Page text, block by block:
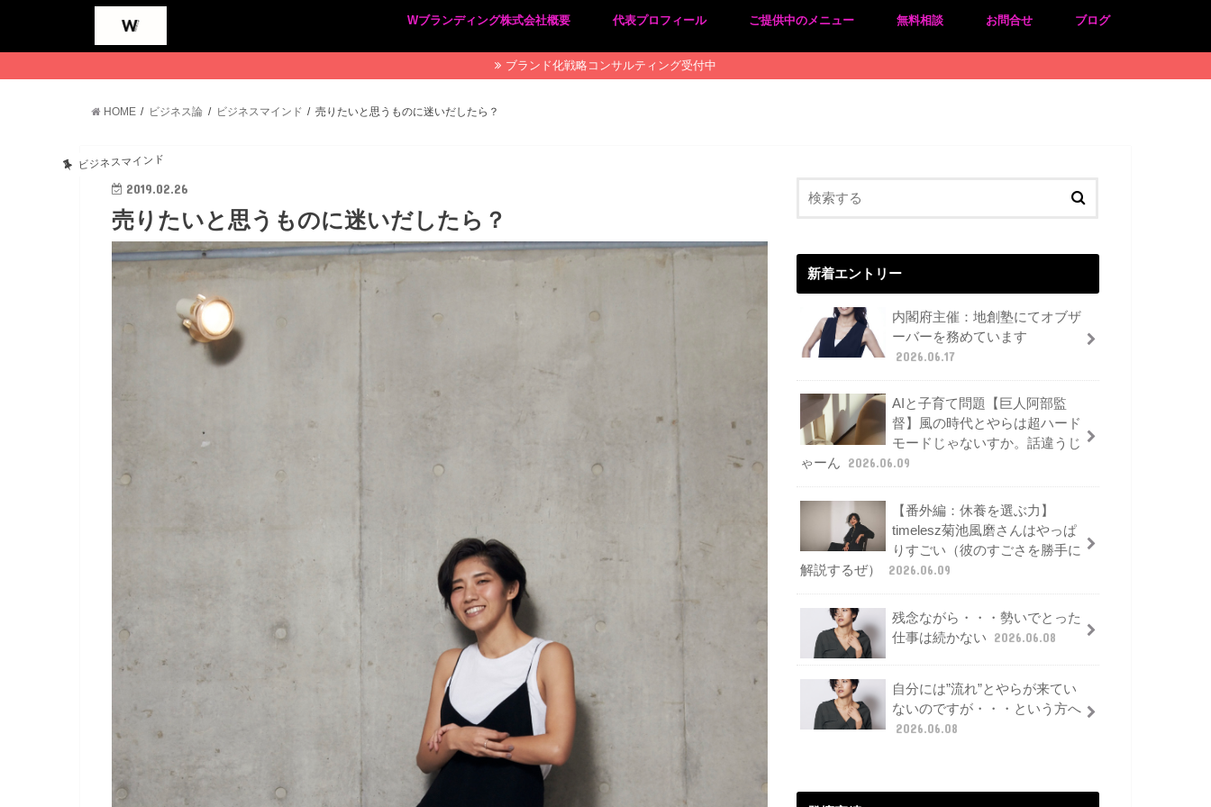
Wブランディング株式会社概要
プライバシーポリシー
特定商取引法に基づく表記
代表プロフィール ご提供中のメニュー 無料相談 お問合せ ブログ
ブランド化戦略コンサルティング受付中
HOME ビジネス論 ビジネスマインド 売りたいと思うものに迷いだしたら？
ビジネスマインド
2019.02.26
売りたいと思うものに迷いだしたら？
新着エントリー
内閣府主催：地創塾にてオブザ
ーバーを務めています
2026.06.17
AIと子育て問題【巨人阿部監
督】風の時代とやらは超ハード
モードじゃないすか。話違うじ
ゃーん
2026.06.09
【番外編：休養を選ぶ力】
timelesz菊池風磨さんはやっぱ
りすごい（彼のすごさを勝手に
解説するぜ）
2026.06.09
残念ながら・・・勢いでとった
仕事は続かない
2026.06.08
自分には”流れ”とやらが来てい
ないのですが・・・という方へ
2026.06.08